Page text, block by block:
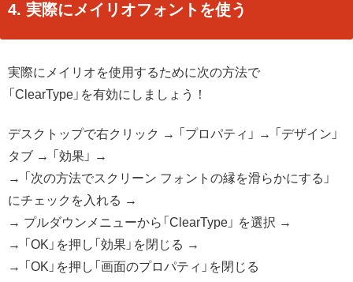
4. 実際にメイリオフォントを使う
実際にメイリオを使用するために次の方法で
「ClearType」を有効にしましょう！
デスクトップで右クリック → 「プロパティ」 → 「デザイン」
タブ → 「効果」 →
→ 「次の方法でスクリーン フォントの縁を滑らかにする」
にチェックを入れる →
→ プルダウンメニューから「ClearType」 を選択 →
→ 「OK」を押し「効果」を閉じる →
→ 「OK」を押し「画面のプロパティ」を閉じる